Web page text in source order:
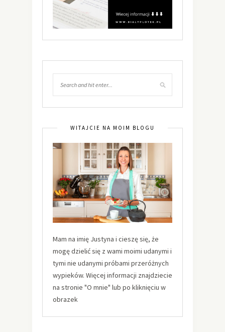
WITAJCIE NA MOIM BLOGU
Mam na imię Justyna i cieszę się, że
mogę dzielić się z wami moimi udanymi i
tymi nie udanymi próbami przeróżnych
wypieków. Więcej informacji znajdziecie
na stronie "O mnie" lub po kliknięciu w
obrazek